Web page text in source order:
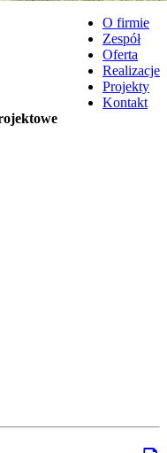
O firmie
Zespół
Oferta
Realizacje
Projekty
Kontakt